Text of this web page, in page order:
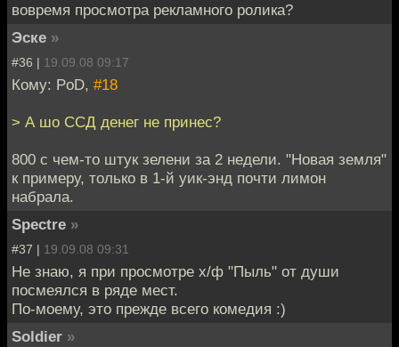
вовремя просмотра рекламного ролика?
Эске »
#36 | 19.09.08 09:17
Кому: PoD, #18
> А шо ССД денег не принес?
800 с чем-то штук зелени за 2 недели. "Новая земля"
к примеру, только в 1-й уик-энд почти лимон
набрала.
Spectre »
#37 | 19.09.08 09:31
Не знаю, я при просмотре х/ф "Пыль" от души
посмеялся в ряде мест.
По-моему, это прежде всего комедия :)
Soldier »